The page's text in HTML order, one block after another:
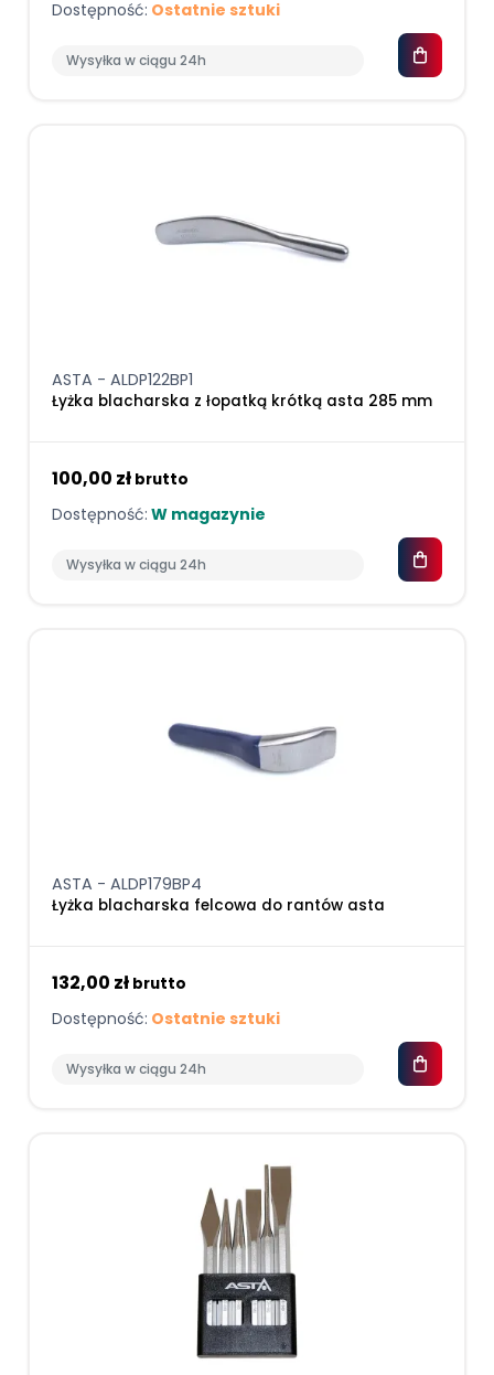
Dostępność: Ostatnie sztuki
Wysyłka w ciągu 24h
ASTA - ALDP122BP1
Łyżka blacharska z łopatką krótką asta 285 mm
100,00 zł brutto
Dostępność: W magazynie
Wysyłka w ciągu 24h
ASTA - ALDP179BP4
Łyżka blacharska felcowa do rantów asta
132,00 zł brutto
Dostępność: Ostatnie sztuki
Wysyłka w ciągu 24h